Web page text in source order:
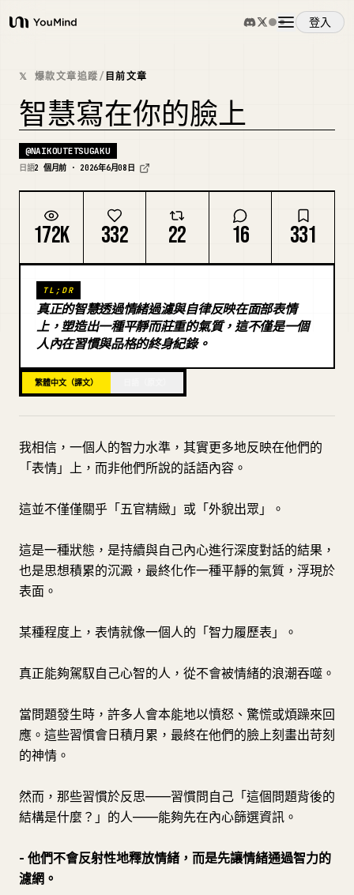
YouMind
登入
概覽
使用案例
技能
提示詞
下載
部落格
𝕏 爆款文章追蹤/ 目前文章
智慧寫在你的臉上
@NAIKOUTETSUGAKU
日語2 個月前 · 2026年6月08日
172K 332 22 16 331
TL;DR
真正的智慧透過情緒過濾與自律反映在面部表情
上，塑造出一種平靜而莊重的氣質，這不僅是一個
人內在習慣與品格的終身紀錄。
繁體中文（譯文）
我相信，一個人的智力水準，其實更多地反映在他們的
「表情」上，而非他們所說的話語內容。
這並不僅僅關乎「五官精緻」或「外貌出眾」。
這是一種狀態，是持續與自己內心進行深度對話的結果，
也是思想積累的沉澱，最終化作一種平靜的氣質，浮現於
表面。
某種程度上，表情就像一個人的「智力履歷表」。
真正能夠駕馭自己心智的人，從不會被情緒的浪潮吞噬。
當問題發生時，許多人會本能地以憤怒、驚慌或煩躁來回
應。這些習慣會日積月累，最終在他們的臉上刻畫出苛刻
的神情。
然而，那些習慣於反思——習慣問自己「這個問題背後的
結構是什麼？」的人——能夠先在內心篩選資訊。
- 他們不會反射性地釋放情緒，而是先讓情緒通過智力的
濾網。